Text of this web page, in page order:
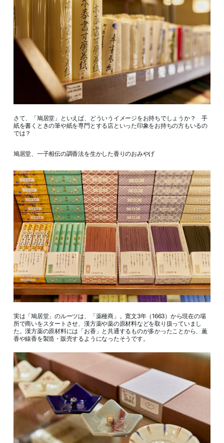
さて、「鳩居堂」といえば、どういうイメージをお持ちでしょうか？ 手
紙を書くときの筆や紙を専門とする店といった印象をお持ちの方もいるの
では？
鳩居堂、一子相伝の調香法を生かした香りのおみやげ
実は「鳩居堂」のルーツは、「薬種商」。寛文3年（1663）から現在の場
所で商いをスタートさせ、漢方薬や薬の原材料などを取り扱っていまし
た。漢方薬の原材料には「お香」と共通するものが多かったことから、薫
香や線香を製造・販売するようになったそうです。